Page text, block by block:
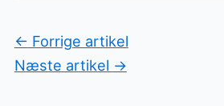
← Forrige artikel
Næste artikel →